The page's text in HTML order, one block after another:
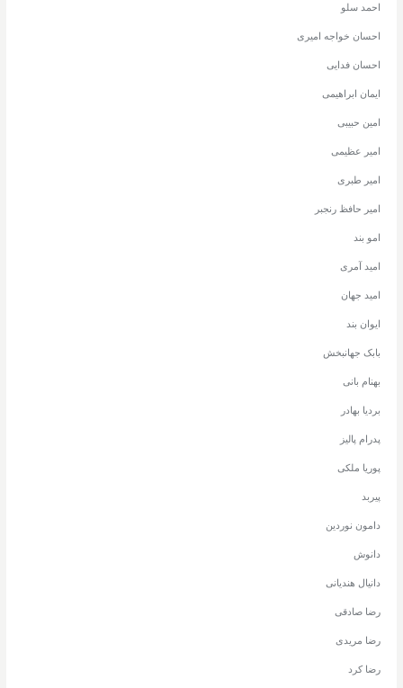
احمد سلو
احسان خواجه امیری
احسان فدایی
ایمان ابراهیمی
امین حبیبی
امیر عظیمی
امیر طبری
امیر حافظ رنجبر
امو بند
امید آمری
امید جهان
ایوان بند
بابک جهانبخش
بهنام بانی
بردیا بهادر
پدرام پالیز
پوریا ملکی
پیربد
دامون نوردین
دانوش
دانیال هندیانی
رضا صادقی
رضا مریدی
رضا کرد